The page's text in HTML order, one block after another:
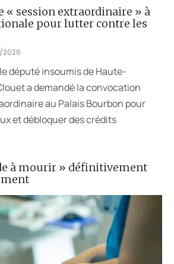
à mourir » définitivement
« session extraordinaire » à
pour lutter contre les
député insoumis de Haute-
a demandé la convocation
au Palais Bourbon pour
et débloquer des crédits